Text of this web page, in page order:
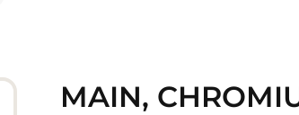
MAIN,